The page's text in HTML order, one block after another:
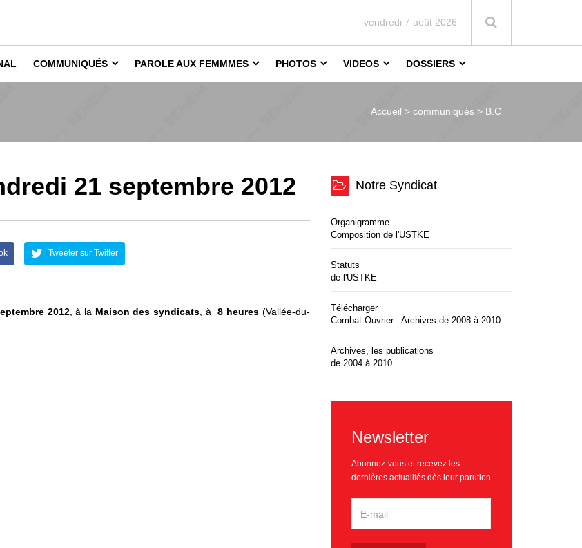
vendredi 7 août 2026
COMMUNIQUÉS PAROLE AUX FEMMMES PHOTOS VIDEOS DOSSIERS
Accueil > communiqués > B.C
21 septembre 2012
Tweeter sur Twitter
2012, à la Maison des syndicats, à8 heures(Vallée-du-
Notre Syndicat
Organigramme
Composition de l'USTKE
Statuts
de l'USTKE
Télécharger
Combat Ouvrier - Archives de 2008 à 2010
Archives, les publications
de 2004 à 2010
Newsletter
Abonnez-vous et recevez les
dernières actualités dès leur parution